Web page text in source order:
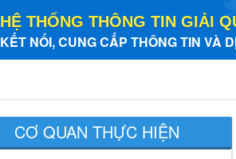
HỆ THỐNG THÔNG TIN GIẢI
KẾT NỐI, CUNG CẤP THÔNG TIN VÀ
CƠ QUAN THỰC HIỆN